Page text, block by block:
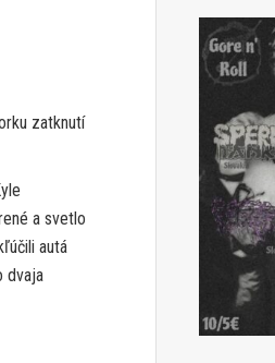
zatknutí
a svetlo
autá
dvaja